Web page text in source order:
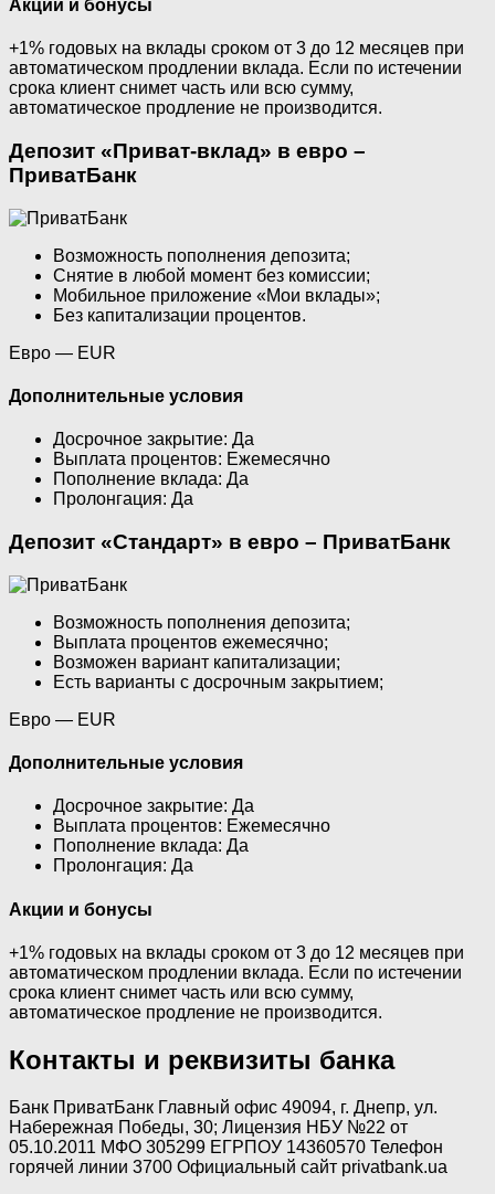
Акции и бонусы
+1% годовых на вклады сроком от 3 до 12 месяцев при
автоматическом продлении вклада. Если по истечении
срока клиент снимет часть или всю сумму,
автоматическое продление не производится.
Депозит «Приват-вклад» в евро –
ПриватБанк
Возможность пополнения депозита;
Снятие в любой момент без комиссии;
Мобильное приложение «Мои вклады»;
Без капитализации процентов.
Евро — EUR
Дополнительные условия
Досрочное закрытие: Да
Выплата процентов: Ежемесячно
Пополнение вклада: Да
Пролонгация: Да
Депозит «Стандарт» в евро – ПриватБанк
Возможность пополнения депозита;
Выплата процентов ежемесячно;
Возможен вариант капитализации;
Есть варианты с досрочным закрытием;
Евро — EUR
Дополнительные условия
Досрочное закрытие: Да
Выплата процентов: Ежемесячно
Пополнение вклада: Да
Пролонгация: Да
Акции и бонусы
+1% годовых на вклады сроком от 3 до 12 месяцев при
автоматическом продлении вклада. Если по истечении
срока клиент снимет часть или всю сумму,
автоматическое продление не производится.
Контакты и реквизиты банка
Банк ПриватБанк Главный офис 49094, г. Днепр, ул.
Набережная Победы, 30; Лицензия НБУ №22 от
05.10.2011 МФО 305299 ЕГРПОУ 14360570 Телефон
горячей линии 3700 Официальный сайт privatbank.ua